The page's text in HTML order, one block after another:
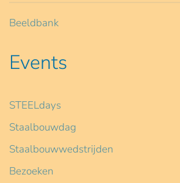
Beeldbank
Events
STEELdays
Staalbouwdag
Staalbouwwedstrijden
Bezoeken